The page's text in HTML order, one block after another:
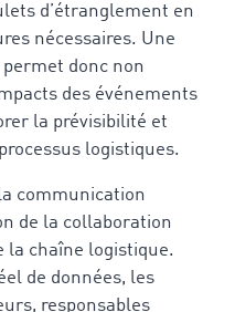
d’étranglement en
nécessaires. Une
donc non
des événements
la prévisibilité et
logistiques.
communication
de la collaboration
la chaîne logistique.
de données, les
responsables